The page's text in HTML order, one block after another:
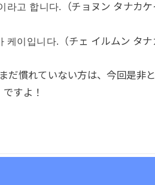
고 합니다.（チョヌン タナカケ
이입니다.（チェ イルムン タナ
だ慣れていない方は、今回是非
すよ！